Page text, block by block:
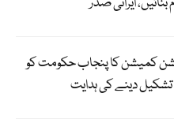
کمیشن کا پنجاب حکومت کو
دینے کی ہدایت